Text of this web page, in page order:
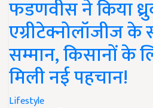
फडणवीस ने किया
एग्रीटेक्नोलॉजीज के
सम्मान, किसानों के
मिली नई पहचान!
Lifestyle